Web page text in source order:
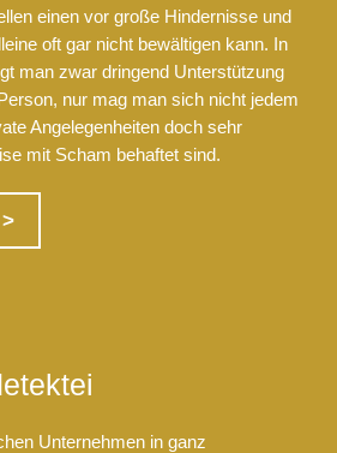
einen vor große Hindernisse und
oft gar nicht bewältigen kann. In
man zwar dringend Unterstützung
nur mag man sich nicht jedem
Angelegenheiten doch sehr
mit Scham behaftet sind.
Unternehmen in ganz